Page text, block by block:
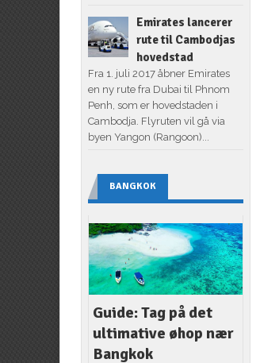
Emirates lancerer
rute til Cambodjas
hovedstad
Fra 1. juli 2017 åbner Emirates
en ny rute fra Dubai til Phnom
Penh, som er hovedstaden i
Cambodja. Flyruten vil gå via
byen Yangon (Rangoon)...
BANGKOK
Guide: Tag på det
ultimative øhop nær
Bangkok